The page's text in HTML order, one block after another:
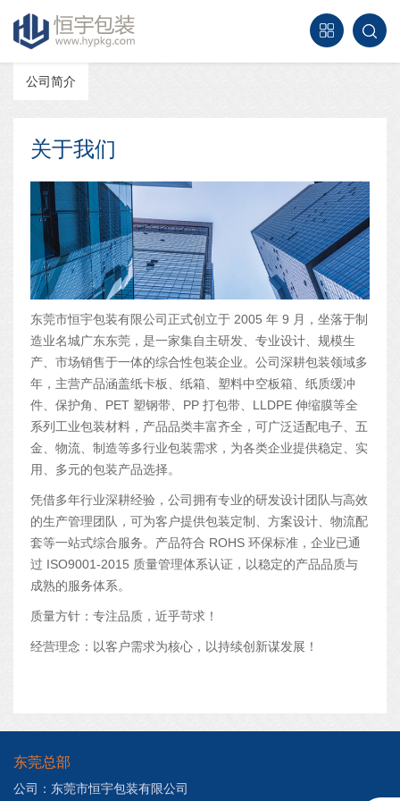
公司简介
关于我们
东莞市恒宇包装有限公司正式创立于 2005 年 9 月，坐落于制
造业名城广东东莞，是一家集自主研发、专业设计、规模生
产、市场销售于一体的综合性包装企业。公司深耕包装领域多
年，主营产品涵盖纸卡板、纸箱、塑料中空板箱、纸质缓冲
件、保护角、PET 塑钢带、PP 打包带、LLDPE 伸缩膜等全
系列工业包装材料，产品品类丰富齐全，可广泛适配电子、五
金、物流、制造等多行业包装需求，为各类企业提供稳定、实
用、多元的包装产品选择。
凭借多年行业深耕经验，公司拥有专业的研发设计团队与高效
的生产管理团队，可为客户提供包装定制、方案设计、物流配
套等一站式综合服务。产品符合 ROHS 环保标准，企业已通
过 ISO9001-2015 质量管理体系认证，以稳定的产品品质与
成熟的服务体系。
质量方针：专注品质，近乎苛求！
经营理念：以客户需求为核心，以持续创新谋发展！
东莞总部
公司：东莞市恒宇包装有限公司